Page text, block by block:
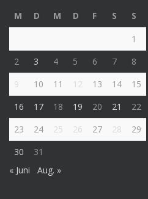
M
D M D F S
S
1
2
3 4 5 6 7
8
9
10 11 12 13 14
15
16
17 18 19 20 21
22
23
24 25 26 27 28
29
30
31
« Juni
Aug. »